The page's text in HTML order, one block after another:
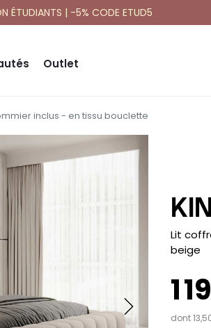
ÉTUDIANTS | -5% CODE ETUD5
Outlet
inclus - en tissu bouclette
-
Lit
beige
1
dont